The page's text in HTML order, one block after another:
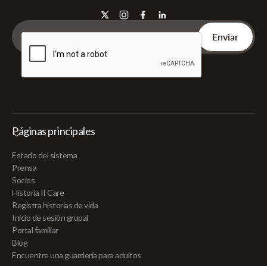
Páginas principales
Estado del sistema
Prensa
Socios
Historia II Care
Registra historias de vida
Inicio de sesión grupal
Portal familiar
Blog
Encuentre una guardería para adultos